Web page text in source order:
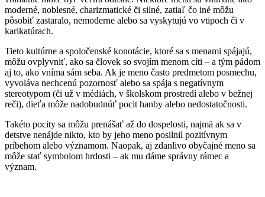
moderné, noblesné, charizmatické či silné, zatiaľ čo iné môžu
pôsobiť zastaralo, nemoderne alebo sa vyskytujú vo vtipoch či v
karikatúrach.
Tieto kultúrne a spoločenské konotácie, ktoré sa s menami spájajú,
môžu ovplyvniť, ako sa človek so svojím menom cíti – a tým pádom
aj to, ako vníma sám seba. Ak je meno často predmetom posmechu,
vyvoláva nechcenú pozornosť alebo sa spája s negatívnym
stereotypom (či už v médiách, v školskom prostredí alebo v bežnej
reči), dieťa môže nadobudnúť pocit hanby alebo nedostatočnosti.
Takéto pocity sa môžu prenášať až do dospelosti, najmä ak sa v
detstve nenájde nikto, kto by jeho meno posilnil pozitívnym
príbehom alebo významom. Naopak, aj zdanlivo obyčajné meno sa
môže stať symbolom hrdosti – ak mu dáme správny rámec a
význam.